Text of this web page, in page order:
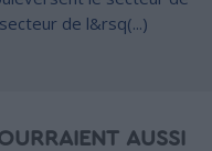
de l&rsq(...)
AUSSI